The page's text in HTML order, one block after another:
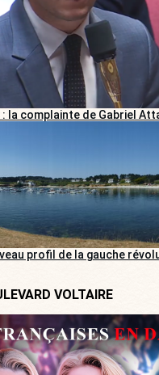
la complainte de Gabriel
profil de la gauche
VOLTAIRE